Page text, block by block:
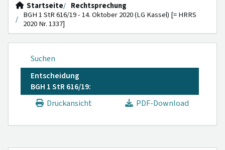
Startseite
Rechtsprechung
BGH 1 StR 616/19 - 14. Oktober 2020 (LG Kassel) [= HRRS
2020 Nr. 1337]
Suchen
Entscheidung
BGH 1 StR 616/19:
Druckansicht
PDF-Download